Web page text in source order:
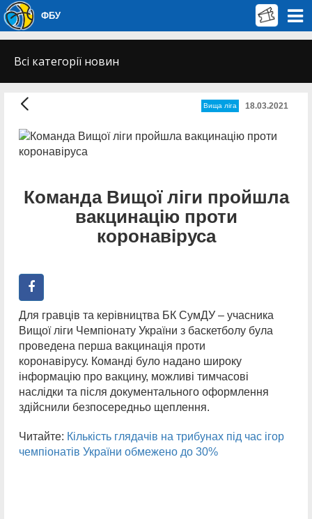
ФБУ
Всі категорії новин
Вища лiга 18.03.2021
Команда Вищої ліги пройшла
вакцинацію проти
коронавіруса
Для гравців та керівництва БК СумДУ – учасника
Вищої ліги Чемпіонату України з баскетболу була
проведена перша вакцинація проти
коронавірусу. Команді було надано широку
інформацію про вакцину, можливі тимчасові
наслідки та після документального оформлення
здійснили безпосередньо щеплення.
Читайте: Кількість глядачів на трибунах під час ігор
чемпіонатів України обмежено до 30%